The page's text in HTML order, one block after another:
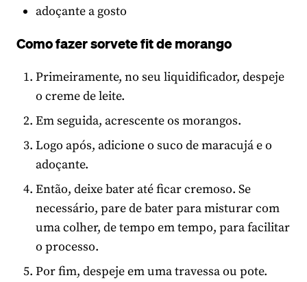
adoçante a gosto
Como fazer sorvete fit de morango
Primeiramente, no seu liquidificador, despeje
o creme de leite.
Em seguida, acrescente os morangos.
Logo após, adicione o suco de maracujá e o
adoçante.
Então, deixe bater até ficar cremoso. Se
necessário, pare de bater para misturar com
uma colher, de tempo em tempo, para facilitar
o processo.
Por fim, despeje em uma travessa ou pote.